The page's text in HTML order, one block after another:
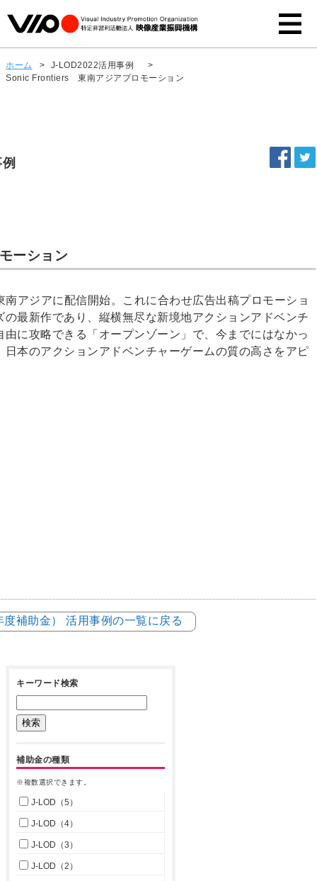
ホーム > J-LOD2022活用事例
>
Sonic Frontiers 東南アジアプロモーション
ーション
アジアに配信開始。これに合わせ広告出稿プロモーショ
最新作であり、縦横無尽な新境地アクションアドベンチ
に攻略できる「オープンゾーン」で、今までにはなかっ
本のアクションアドベンチャーゲームの質の高さをアピ
補助金） 活用事例の一覧に戻る
キーワード検索
補助金の種類
※複数選択できます。
J-LOD（5）
J-LOD（4）
J-LOD（3）
J-LOD（2）